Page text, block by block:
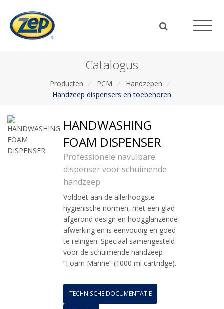
Catalogus
Producten / PCM / Handzepen /
Handzeep dispensers en toebehoren
HANDWASHING
FOAM DISPENSER
Professionele navulbare
dispenser voor schuimende
handzeep
Voldoet aan de allerhoogste
hygiënische normen, met een glad
afgerond design en hoogglanzende
afwerking en is eenvoudig en goed
te reinigen. Speciaal samengesteld
voor de schuimende handzeep
“Foam Marine” (1000 ml cartridge).
TECHNISCHE DOCUMENTATIE